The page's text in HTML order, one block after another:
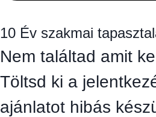
10 Év szakmai
Nem találtad amit
Töltsd ki a
ajánlatot hibás